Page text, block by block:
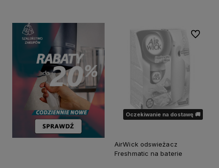
Oczekiwanie na dostawę 🚚
AirWick odswieżacz
Freshmatic na baterie
Do